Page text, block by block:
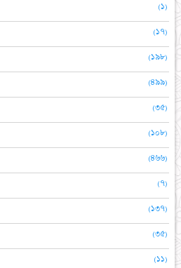
(১)
(১৭)
(১৯৮)
(৪৯৯)
(৩৫)
(১০৮)
(৪৬৬)
(৭)
(১৩৭)
(৩৫)
(১১)